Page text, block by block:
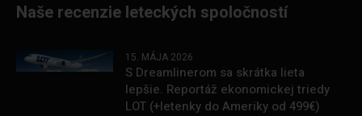
Naše recenzie leteckých spoločností
15. MÁJA 2026
S Dreamlinerom sa skrátka lieta
lepšie. Reportáž ekonomickej triedy
LOT (+letenky do Ameriky od 499€)